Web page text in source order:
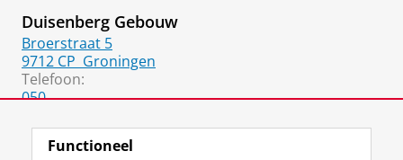
Duisenberg Gebouw
Broerstraat 5
9712 CP Groningen
Telefoon:
050
Functioneel